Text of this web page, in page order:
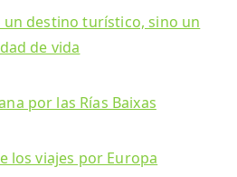
un destino turístico, sino un
de vida
por las Rías Baixas
los viajes por Europa